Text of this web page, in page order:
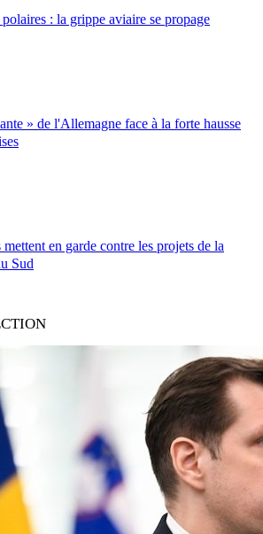
: la grippe aviaire se propage
» de l'Allemagne face à la forte hausse
en garde contre les projets de la
Sud